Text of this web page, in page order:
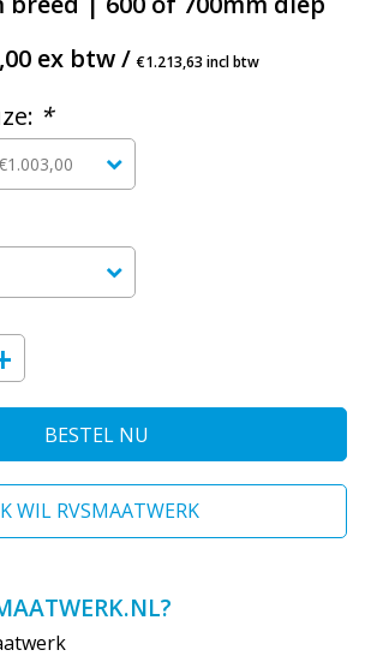
ex btw /€1.213,63 incl btw
*
BESTEL NU
WIL RVSMAATWERK